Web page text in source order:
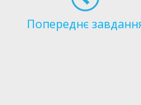
Попереднє